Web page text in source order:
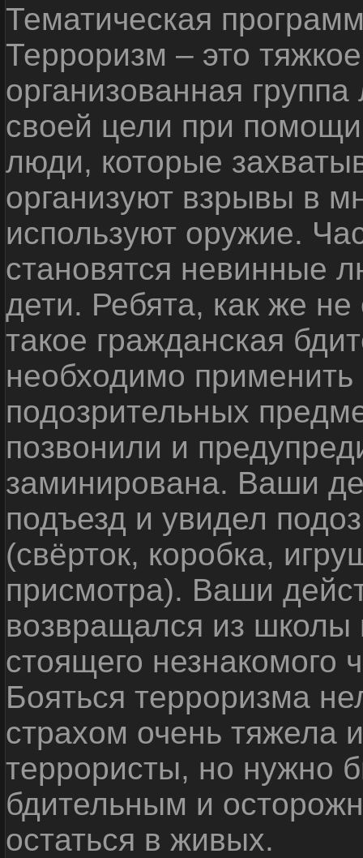
Тематическая
Терроризм – это
организованная
своей цели при
люди, которые
организуют взрывы в
используют оружие.
становятся невинные
дети. Ребята, как же не
такое гражданская
необходимо
подозрительных
позвонили и
заминирована. Ваши
подъезд и увидел
(свёрток, коробка,
присмотра). Ваши
возвращался из школы
стоящего незнакомого
Бояться терроризма
страхом очень тяжела
террористы, но нужно
бдительным и
остаться в живых.